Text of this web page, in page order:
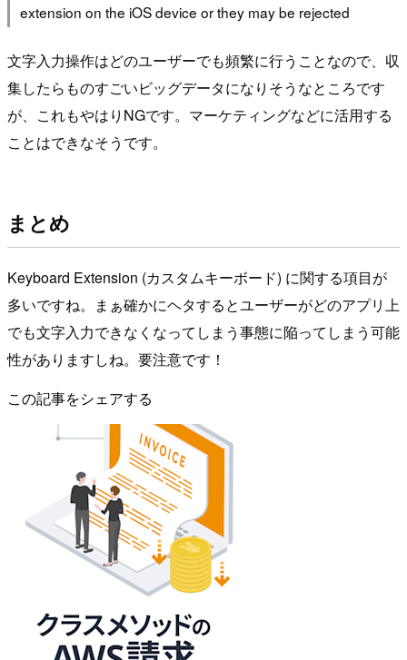
extension on the iOS device or they may be rejected
文字入力操作はどのユーザーでも頻繁に行うことなので、収
集したらものすごいビッグデータになりそうなところです
が、これもやはりNGです。マーケティングなどに活用する
ことはできなそうです。
まとめ
Keyboard Extension (カスタムキーボード) に関する項目が
多いですね。まぁ確かにヘタするとユーザーがどのアプリ上
でも文字入力できなくなってしまう事態に陥ってしまう可能
性がありますしね。要注意です！
この記事をシェアする